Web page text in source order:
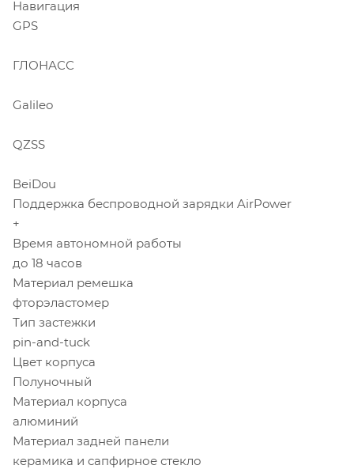
Навигация
GPS
ГЛОНАСС
Galileo
QZSS
ВeiDou
Поддержка беспроводной зарядки AirPower
+
Время автономной работы
до 18 часов
Материал ремешка
фторэластомер
Тип застежки
pin-and-tuck
Цвет корпуса
Полуночный
Материал корпуса
алюминий
Материал задней панели
керамика и сапфирное стекло